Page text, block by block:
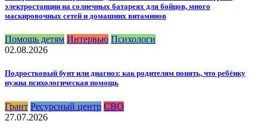
электростанции на солнечных батареях для бойцов, много
маскировочных сетей и домашних витаминов
Помощь детям Интервью Психологи
02.08.2026
Подростковый бунт или диагноз: как родителям понять, что ребёнку
нужна психологическая помощь
Грант Ресурсный центр СВО
27.07.2026